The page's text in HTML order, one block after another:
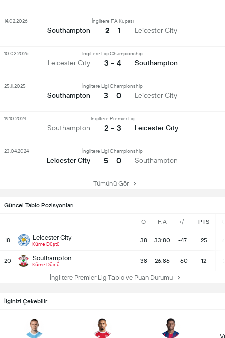
Güncel Tablo Pozisyonları
O F:A +/- PTS
18 Leicester City
Küme Düştü
38 33:80 -47 25
20 Southampton
Küme Düştü
38 26:86 -60 12
İngiltere Premier Lig Tablo ve Puan Durumu
Southampton
İngiltere FA Kupası
2 - 1 Leicester City
14.02.2026
Leicester City
İngiltere Ligi Championship
3 - 4 Southampton
10.02.2026
Southampton
İngiltere Ligi Championship
3 - 0 Leicester City
25.11.2025
Southampton
İngiltere Premier Lig
2 - 3 Leicester City
19.10.2024
Leicester City
İngiltere Ligi Championship
5 - 0 Southampton
23.04.2024
Tümünü Gör
İlginizi Çekebilir